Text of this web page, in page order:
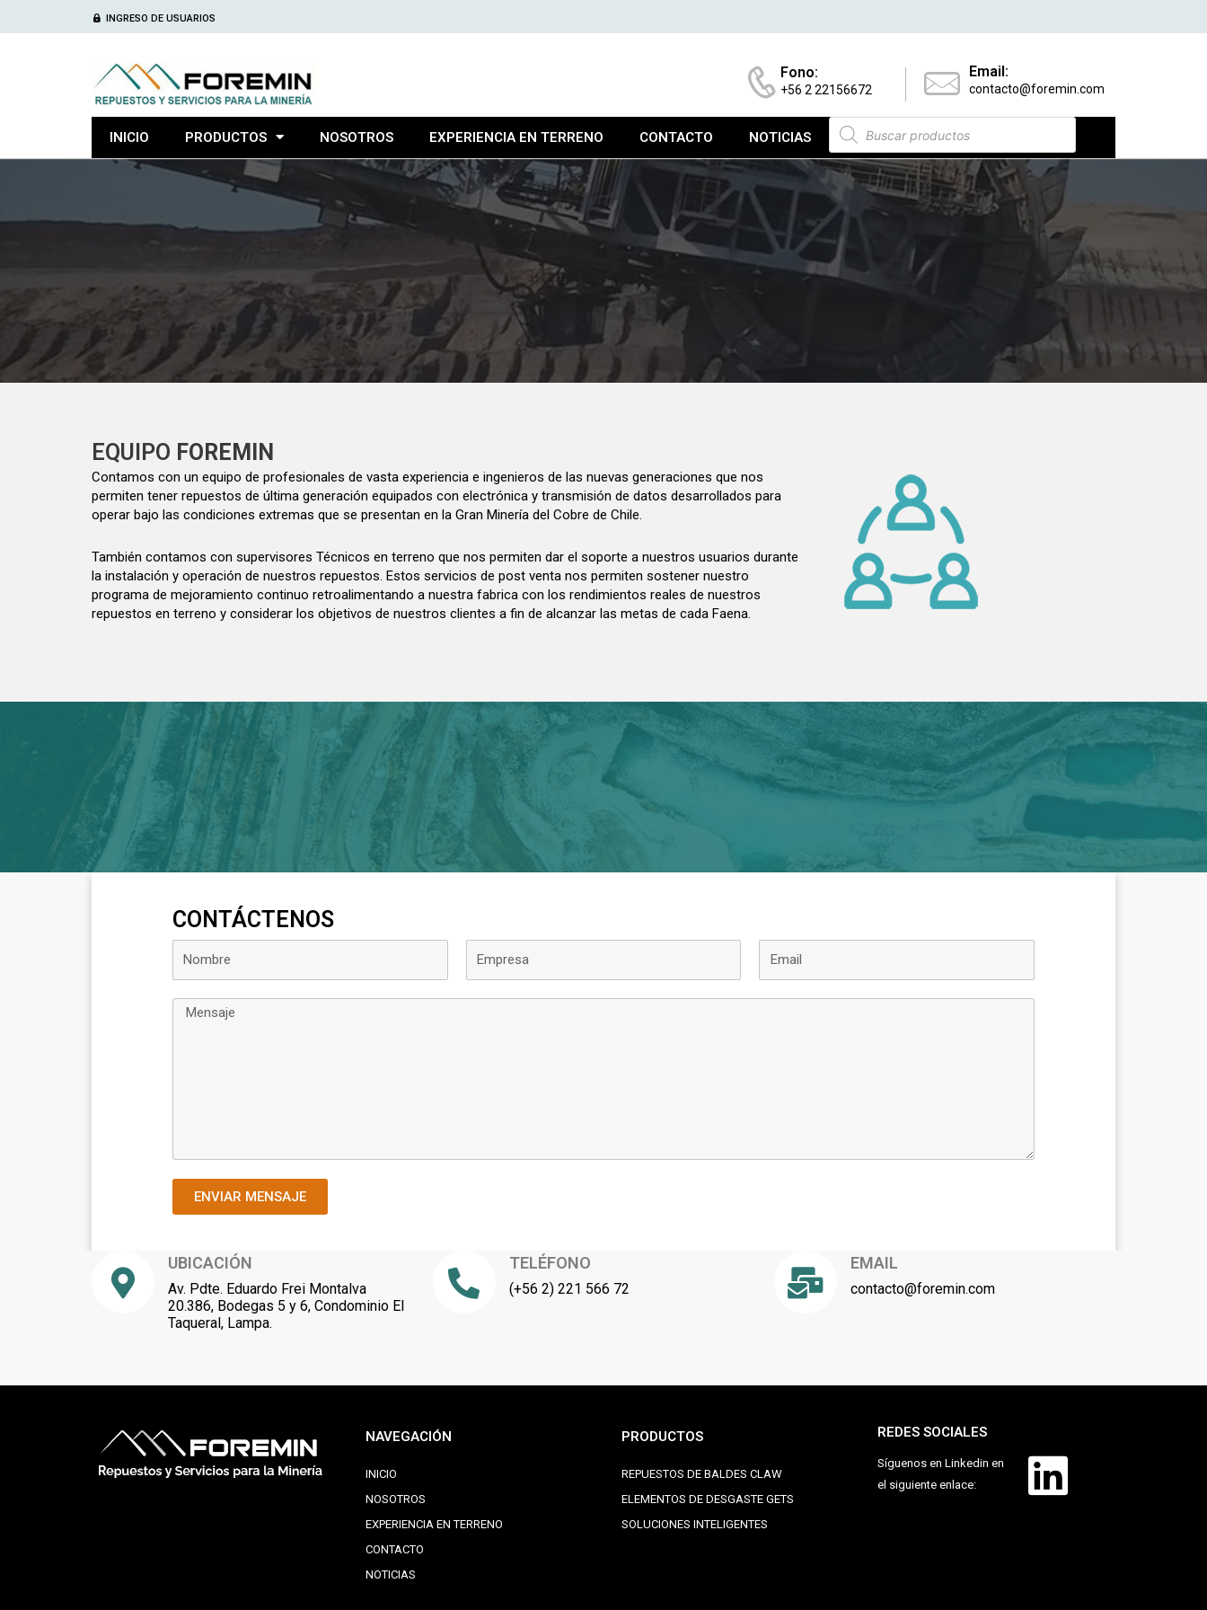
INGRESO DE USUARIOS
Fono:
+56 2 22156672
Email:
contacto@foremin.com
INICIO PRODUCTOS NOSOTROS EXPERIENCIA EN TERRENO CONTACTO NOTICIAS
EQUIPO FOREMIN
Contamos con un equipo de profesionales de vasta experiencia e ingenieros de las nuevas generaciones que nos
permiten tener repuestos de última generación equipados con electrónica y transmisión de datos desarrollados para
operar bajo las condiciones extremas que se presentan en la Gran Minería del Cobre de Chile.
También contamos con supervisores Técnicos en terreno que nos permiten dar el soporte a nuestros usuarios durante
la instalación y operación de nuestros repuestos. Estos servicios de post venta nos permiten sostener nuestro
programa de mejoramiento continuo retroalimentando a nuestra fabrica con los rendimientos reales de nuestros
repuestos en terreno y considerar los objetivos de nuestros clientes a fin de alcanzar las metas de cada Faena.
CONTÁCTENOS
ENVIAR MENSAJE
UBICACIÓN
Av. Pdte. Eduardo Frei Montalva
20.386, Bodegas 5 y 6, Condominio El
Taqueral, Lampa.
TELÉFONO
(+56 2) 221 566 72
EMAIL
contacto@foremin.com
NAVEGACIÓN
INICIO
NOSOTROS
EXPERIENCIA EN TERRENO
CONTACTO
NOTICIAS
PRODUCTOS
REPUESTOS DE BALDES CLAW
ELEMENTOS DE DESGASTE GETS
SOLUCIONES INTELIGENTES
REDES SOCIALES
Síguenos en Linkedin en
el siguiente enlace: